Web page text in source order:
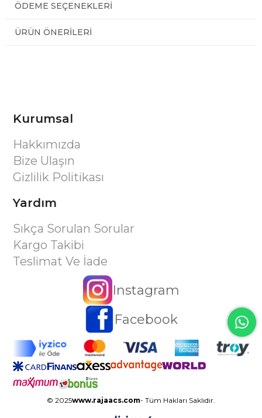
ÖDEME SEÇENEKLERI
ÜRÜN ÖNERILERI
Kurumsal
Hakkımızda
Bize Ulaşın
Gizlilik Politikası
Yardım
Sıkça Sorulan Sorular
Kargo Takibi
Teslimat Ve İade
Instagram
Facebook
© 2025www.rajaacs.com- Tüm Hakları Saklıdır.